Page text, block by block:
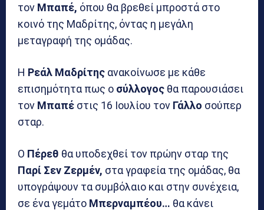
τον Μπαπέ, όπου θα βρεθεί μπροστά στο
κοινό της Μαδρίτης, όντας η μεγάλη
μεταγραφή της ομάδας.
Η Ρεάλ Μαδρίτης ανακοίνωσε με κάθε
επισημότητα πως ο σύλλογος θα παρουσιάσει
τον Μπαπέ στις 16 Ιουλίου τον Γάλλο σούπερ
σταρ.
Ο Πέρεθ θα υποδεχθεί τον πρώην σταρ της
Παρί Σεν Ζερμέν, στα γραφεία της ομάδας, θα
υπογράψουν τα συμβόλαιο και στην συνέχεια,
σε ένα γεμάτο Μπερναμπέου… θα κάνει